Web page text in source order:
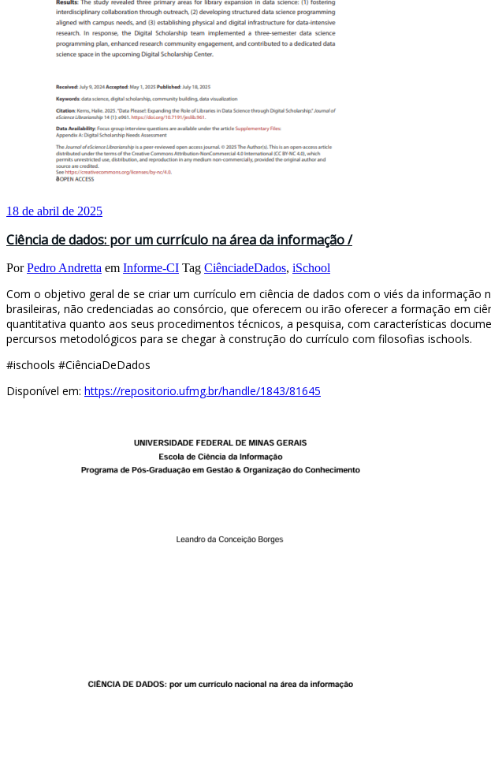
18 de abril de 2025
Ciência de dados: por um currículo na área da informação /
PorPedro Andretta em Informe-CI Tag CiênciadeDados, iSchool
Com o objetivo geral de se criar um currículo em ciência de dados com o viés da
brasileiras, não credenciadas ao consórcio, que oferecem ou irão oferecer a formação em
quantitativa quanto aos seus procedimentos técnicos, a pesquisa, com características
percursos metodológicos para se chegar à construção do currículo com filosofias ischools.
#ischools #CiênciaDeDados
Disponível em: https://repositorio.ufmg.br/handle/1843/81645